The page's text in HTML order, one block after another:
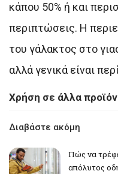
κάπου 50% ή και
περιπτώσεις. Η
του γάλακτος στο
αλλά γενικά είναι
Χρήση σε άλλα
Διαβάστε ακόμη
Πώς να
απόλυτος